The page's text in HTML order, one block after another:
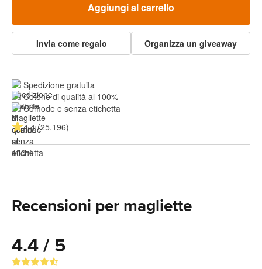
Aggiungi al carrello
Invia come regalo Organizza un giveaway
Spedizione gratuita
Cotone di qualità al 100%
Comode e senza etichetta
4.4 (25.196)
Recensioni per magliette
4.4 / 5